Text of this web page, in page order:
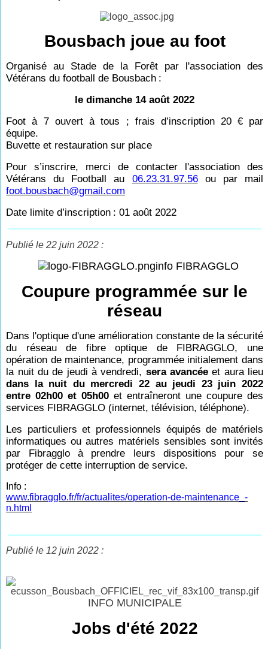
Bousbach joue au foot
Organisé au Stade de la Forêt par l'association des
Vétérans du football de Bousbach :
le dimanche 14 août 2022
Foot à 7 ouvert à tous ; frais d’inscription 20 € par
équipe.
Buvette et restauration sur place
Pour s’inscrire, merci de contacter l'association des
Vétérans du Football au 06.23.31.97.56ou par mail
foot.bousbach@gmail.com
Date limite d’inscription : 01 août 2022
Publié le 22 juin 2022 :
info FIBRAGGLO
Coupure programmée sur le
réseau
Dans l'optique d'une amélioration constante de la sécurité
du réseau de fibre optique de FIBRAGGLO, une
opération de maintenance, programmée initialement dans
la nuit du de jeudi à vendredi, sera avancéeet aura lieu
dans la nuit du mercredi 22 au jeudi 23 juin 2022
entre 02h00 et 05h00 et entraîneront une coupure des
services FIBRAGGLO (internet, télévision, téléphone).
Les particuliers et professionnels équipés de matériels
informatiques ou autres matériels sensibles sont invités
par Fibragglo à prendre leurs dispositions pour se
protéger de cette interruption de service.
Info :
www.fibragglo.fr/fr/actualites/operation-de-maintenance_-
n.html
Publié le 12 juin 2022 :
INFO MUNICIPALE
Jobs d'été 2022